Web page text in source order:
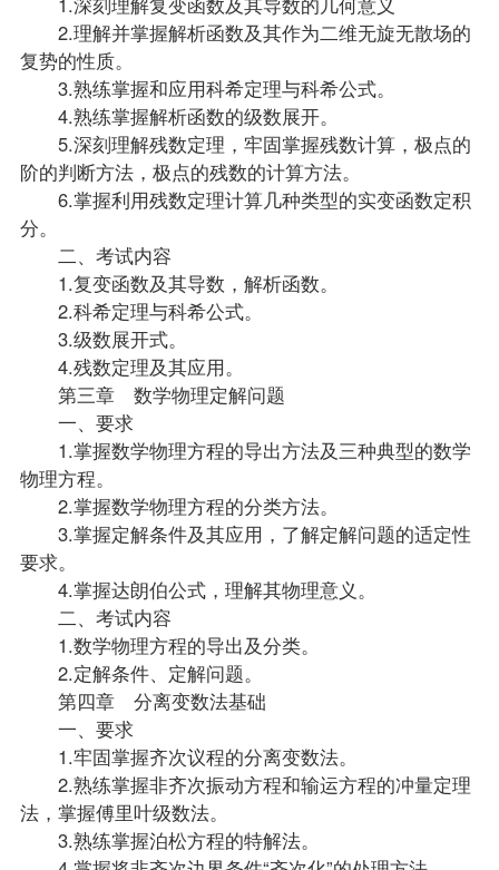
2.理解并掌握解析函数及其作为二维无旋无散场的
复势的性质。
3.熟练掌握和应用科希定理与科希公式。
4.熟练掌握解析函数的级数展开。
5.深刻理解残数定理，牢固掌握残数计算，极点的
阶的判断方法，极点的残数的计算方法。
6.掌握利用残数定理计算几种类型的实变函数定积
分。
二、考试内容
1.复变函数及其导数，解析函数。
2.科希定理与科希公式。
3.级数展开式。
4.残数定理及其应用。
第三章 数学物理定解问题
一、要求
1.掌握数学物理方程的导出方法及三种典型的数学
物理方程。
2.掌握数学物理方程的分类方法。
3.掌握定解条件及其应用，了解定解问题的适定性
要求。
4.掌握达朗伯公式，理解其物理意义。
二、考试内容
1.数学物理方程的导出及分类。
2.定解条件、定解问题。
第四章 分离变数法基础
一、要求
1.牢固掌握齐次议程的分离变数法。
2.熟练掌握非齐次振动方程和输运方程的冲量定理
法，掌握傅里叶级数法。
3.熟练掌握泊松方程的特解法。